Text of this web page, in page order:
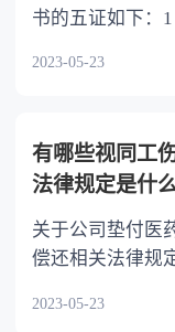
书的五证如下：1
2023-05-23
有哪些视同工
法律规定是什
需要偿还？
关于公司垫付医
偿还相关法律规
2023-05-23